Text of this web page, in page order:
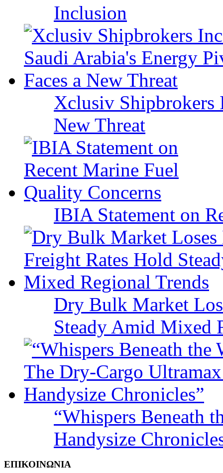
Inclusion
Xclusiv Shipbrokers
New Threat
IBIA Statement on
Dry Bulk Market
Steady Amid Mixed
“Whispers Beneath
Handysize
ΕΠΙΚΟΙΝΩΝΙΑ